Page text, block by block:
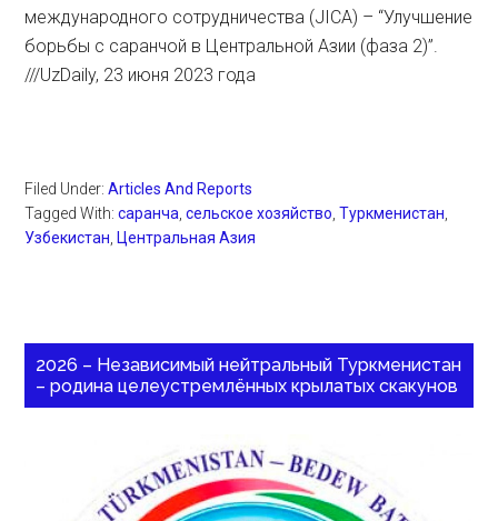
международного сотрудничества (JICA) – “Улучшение
борьбы с саранчой в Центральной Азии (фаза 2)”.
///UzDaily, 23 июня 2023 года
Filed Under:Articles And Reports
Tagged With:саранча ,сельское хозяйство ,Туркменистан
Узбекистан Центральная Азия
2026 – Независимый нейтральный Туркменистан
– родина целеустремлённых крылатых скакунов